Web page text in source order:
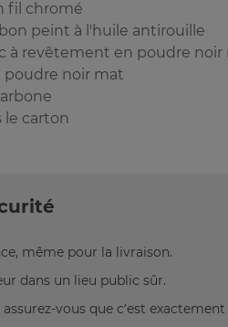
fil chromé
peint à l'huile antirouille
à revêtement en poudre noir
poudre noir mat
le carton
même pour la livraison.
dans un lieu public sûr.
vous que c’est